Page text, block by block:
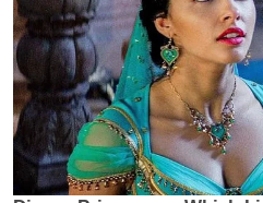
P
L
2
0
2
6
क्रा